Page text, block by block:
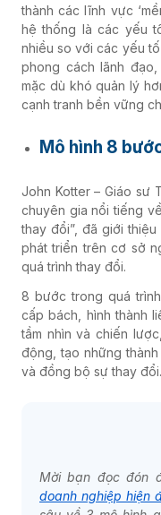
thành các lĩnh vực
hệ thống là các yếu
nhiều so với các yếu
phong cách lãnh
mặc dù khó quản lý
cạnh tranh bền vững
Mô hình 8
John Kotter – Giáo sư
chuyên gia nổi tiếng
thay đổi”, đã giới
phát triển trên cơ sở
quá trình thay đổi.
8 bước trong quá
cấp bách, hình thành
tầm nhìn và chiến
động, tạo những
và đồng bộ sự thay đổi.
Mời bạn đọc đón
doanh nghiệp hiện